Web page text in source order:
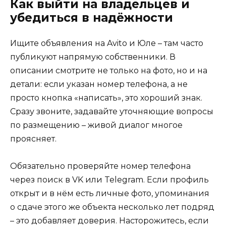
Как выйти на владельцев и
убедиться в надёжности
Ищите объявления на Avito и Юле – там часто
публикуют напрямую собственники. В
описании смотрите не только на фото, но и на
детали: если указан номер телефона, а не
просто кнопка «написать», это хороший знак.
Сразу звоните, задавайте уточняющие вопросы
по размещению – живой диалог многое
проясняет.
Обязательно проверяйте номер телефона
через поиск в VK или Telegram. Если профиль
открыт и в нём есть личные фото, упоминания
о сдаче этого же объекта несколько лет подряд
– это добавляет доверия. Насторожитесь, если